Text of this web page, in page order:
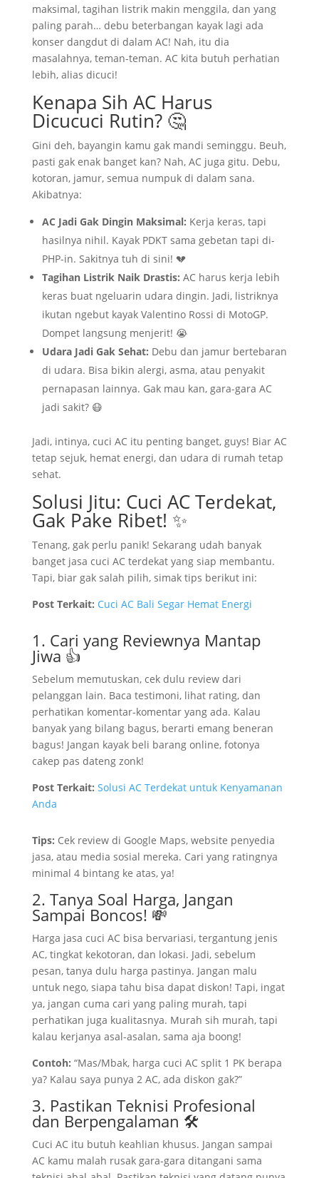
maksimal, tagihan listrik makin menggila, dan yang
paling parah… debu beterbangan kayak lagi ada
konser dangdut di dalam AC! Nah, itu dia
masalahnya, teman-teman. AC kita butuh perhatian
lebih, alias dicuci!
Kenapa Sih AC Harus
Dicucuci Rutin? 🤔
Gini deh, bayangin kamu gak mandi seminggu. Beuh,
pasti gak enak banget kan? Nah, AC juga gitu. Debu,
kotoran, jamur, semua numpuk di dalam sana.
Akibatnya:
AC Jadi Gak Dingin Maksimal: Kerja keras, tapi
hasilnya nihil. Kayak PDKT sama gebetan tapi di-
PHP-in. Sakitnya tuh di sini! 💔
Tagihan Listrik Naik Drastis: AC harus kerja lebih
keras buat ngeluarin udara dingin. Jadi, listriknya
ikutan ngebut kayak Valentino Rossi di MotoGP.
Dompet langsung menjerit! 😭
Udara Jadi Gak Sehat: Debu dan jamur bertebaran
di udara. Bisa bikin alergi, asma, atau penyakit
pernapasan lainnya. Gak mau kan, gara-gara AC
jadi sakit? 😷
Jadi, intinya, cuci AC itu penting banget, guys! Biar AC
tetap sejuk, hemat energi, dan udara di rumah tetap
sehat.
Solusi Jitu: Cuci AC Terdekat,
Gak Pake Ribet! ✨
Tenang, gak perlu panik! Sekarang udah banyak
banget jasa cuci AC terdekat yang siap membantu.
Tapi, biar gak salah pilih, simak tips berikut ini:
Post Terkait: Cuci AC Bali Segar Hemat Energi
1. Cari yang Reviewnya Mantap
Jiwa 👍
Sebelum memutuskan, cek dulu review dari
pelanggan lain. Baca testimoni, lihat rating, dan
perhatikan komentar-komentar yang ada. Kalau
banyak yang bilang bagus, berarti emang beneran
bagus! Jangan kayak beli barang online, fotonya
cakep pas dateng zonk!
Post Terkait: Solusi AC Terdekat untuk Kenyamanan
Anda
Tips: Cek review di Google Maps, website penyedia
jasa, atau media sosial mereka. Cari yang ratingnya
minimal 4 bintang ke atas, ya!
2. Tanya Soal Harga, Jangan
Sampai Boncos! 💸
Harga jasa cuci AC bisa bervariasi, tergantung jenis
AC, tingkat kekotoran, dan lokasi. Jadi, sebelum
pesan, tanya dulu harga pastinya. Jangan malu
untuk nego, siapa tahu bisa dapat diskon! Tapi, ingat
ya, jangan cuma cari yang paling murah, tapi
perhatikan juga kualitasnya. Murah sih murah, tapi
kalau kerjanya asal-asalan, sama aja boong!
Contoh: “Mas/Mbak, harga cuci AC split 1 PK berapa
ya? Kalau saya punya 2 AC, ada diskon gak?”
3. Pastikan Teknisi Profesional
dan Berpengalaman 🛠️
Cuci AC itu butuh keahlian khusus. Jangan sampai
AC kamu malah rusak gara-gara ditangani sama